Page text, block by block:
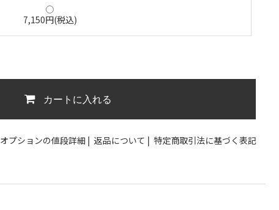
7,150円(税込)
カートに入れる
オプションの値段詳細 | 返品について | 特定商取引法に基づく表記